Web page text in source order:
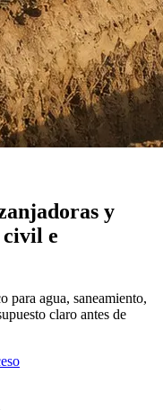
y
civil e
para agua, saneamiento,
claro antes de